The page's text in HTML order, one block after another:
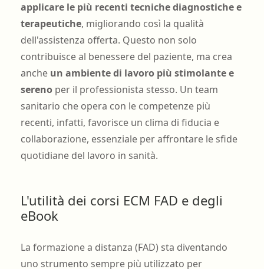
applicare le più recenti tecniche diagnostiche e
terapeutiche, migliorando così la qualità
dell'assistenza offerta. Questo non solo
contribuisce al benessere del paziente, ma crea
anche un ambiente di lavoro più stimolante e
serenoper il professionista stesso. Un team
sanitario che opera con le competenze più
recenti, infatti, favorisce un clima di fiducia e
collaborazione, essenziale per affrontare le sfide
quotidiane del lavoro in sanità.
L'utilità dei corsi ECM FAD e degli
eBook
La formazione a distanza (FAD) sta diventando
uno strumento sempre più utilizzato per